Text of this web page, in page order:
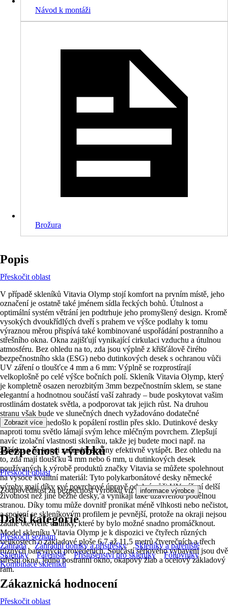
Návod k montáži
Brožura
Popis
Přeskočit oblast
V případě skleníků Vitavia Olymp stojí komfort na prvním místě, jeho
označení je ostatně také jménem sídla řeckých bohů. Útulnost a
optimální systém větrání jen podtrhuje jeho promyšlený design. Kromě
vysokých dvoukřídlých dveří s prahem ve výšce podlahy k tomu
výraznou měrou přispívá také kombinované uspořádání postranního a
střešního okna. Okna zajišťují vynikající cirkulaci vzduchu a útulnou
atmosféru. Bez ohledu na to, zda jsou výplně z křišťálově čirého
bezpečnostního skla (ESG) nebo dutinkových desek s ochranou vůči
UV záření o tloušťce 4 mm a 6 mm: Výplně se rozprostírají
velkoplošně po celé výšce bočních polí. Skleník Vitavia Olymp, který
je kompletně osazen nerozbitým 3mm bezpečnostním sklem, se stane
elegantní a hodnotnou součástí vaší zahrady – bude poskytovat vašim
rostlinám dostatek světla, a podporovat tak jejich růst. Na druhou
stranu však bude ve slunečných dnech vyžadováno dodatečné
zastínění, aby nedošlo k popálení rostlin přes sklo. Dutinkové desky
naproti tomu světlo lámají svým lehce mléčným povrchem. Zlepšují
navíc izolační vlastnosti skleníku, takže jej budete moci např. na
začátku a na konci zahradní sezóny efektivně vytápět. Bez ohledu na
to, zda mají tloušťku 4 mm nebo 6 mm, u dutinkových desek
používaných k výrobě produktů značky Vitavia se můžete spolehnout
na vysoce kvalitní materiál: Tyto polykarbonátové desky německé
výroby mají díky své povrchové úpravě odolné vůči UV záření delší
životnost než jiné běžné desky, a vynikají také uzavřenou podélnou
stranou. Díky tomu může dovnitř pronikat méně vlhkosti nebo nečistot,
a spojení se skleníkovým profilem je pevnější, protože na okraji nejsou
žádné otevřené dutinky, které by bylo možné snadno promáčknout.
Model skleníku Vitavia Olymp je k dispozici ve čtyřech různých
velikostech o základové ploše 6,7 až 11,5 metrů čtverečních a třech
různých barevných provedeních. Součástí sériového vybavení jsou dvě
střešní okna, jedno postranní okno, okapový žlab a ocelový základový
rám.
Zobrazit více
Bezpečnost výrobků
Přeskočit oblast
Zodpovědnost za bezpečnost výrobku viz informace výrobce .
Další kategorie
Přeskočit seznam
Zahrada
Zahradní domky a přístřešky
Skleníky a pařeniště
Skleníky
Pařeniště Příslušenství pro skleníky
Fóliovníky
Kombinace skleníků
Zákaznická hodnocení
Přeskočit oblast